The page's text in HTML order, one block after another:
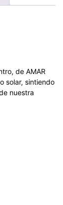
de AMAR
solar, sintiendo
nuestra